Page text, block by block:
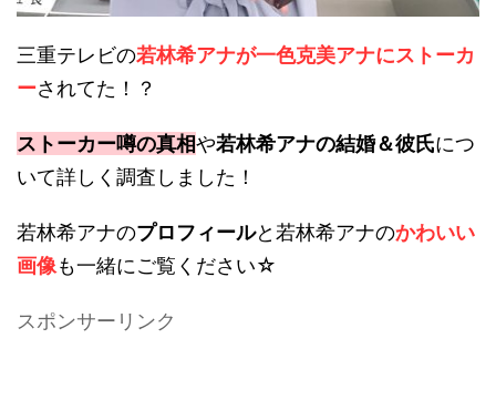
三重テレビの若林希アナが一色克美アナにストーカ
ーされてた！？
ストーカー噂の真相や若林希アナの結婚＆彼氏につ
いて詳しく調査しました！
若林希アナのプロフィールと若林希アナのかわいい
画像も一緒にご覧ください☆
スポンサーリンク